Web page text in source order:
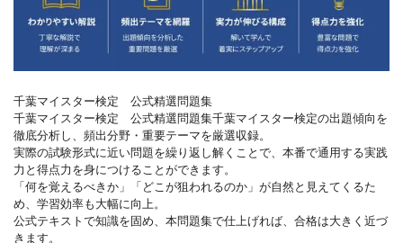
千葉マイスター検定 公式精選問題集
千葉マイスター検定 公式精選問題集千葉マイスター検定の出題傾向を
徹底分析し、頻出分野・重要テーマを厳選収録。
実際の試験形式に近い問題を繰り返し解くことで、本番で通用する実践
力と得点力を身につけることができます。
「何を覚えるべきか」「どこが狙われるのか」が自然と見えてくるた
め、学習効率も大幅に向上。
公式テキストで知識を固め、本問題集で仕上げれば、合格は大きく近づ
きます。